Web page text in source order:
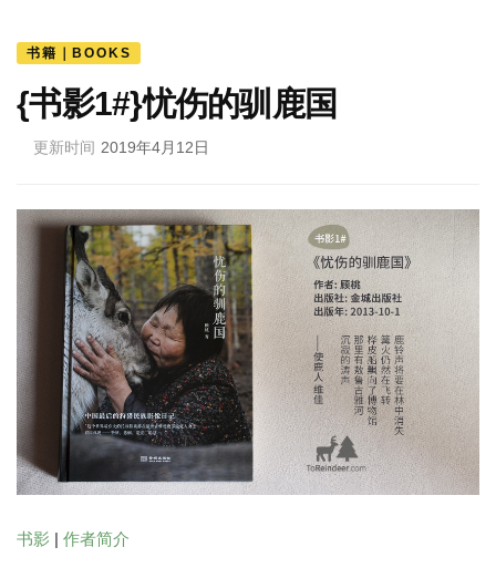
书籍｜BOOKS
{书影1#}忧伤的驯鹿国
更新时间 2019年4月12日
书影 | 作者简介